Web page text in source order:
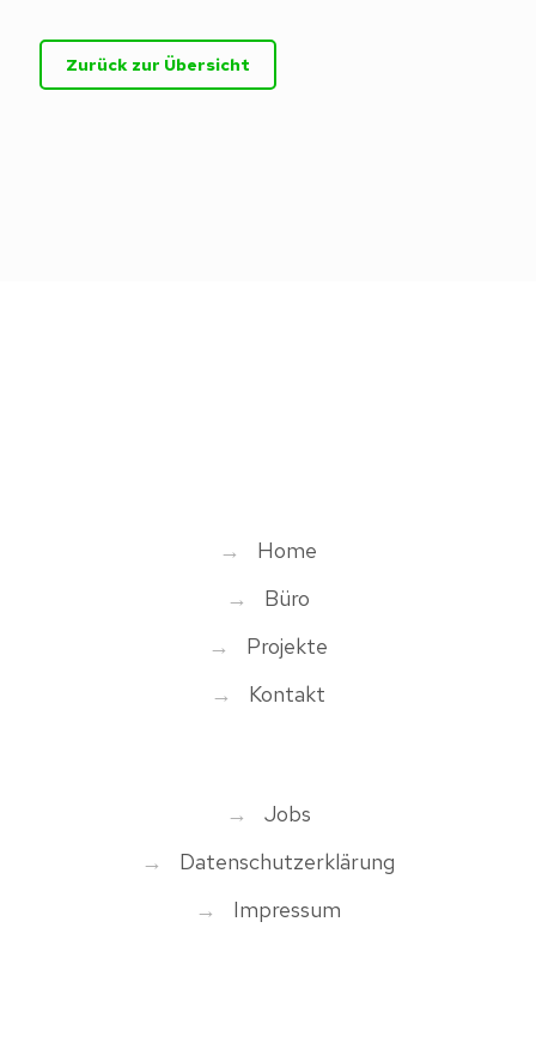
Zurück zur Übersicht
→
Home
→
Büro
→
Projekte
→
Kontakt
→
Jobs
→
Datenschutzerklärung
→
Impressum